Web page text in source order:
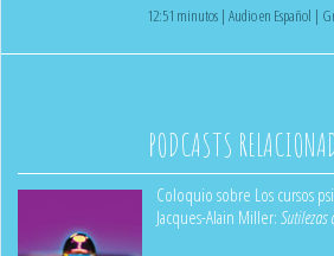
12:51 minutos | Audio en Español |
PODCASTS
Coloquio sobre Los cursos
Jacques-Alain Miller: